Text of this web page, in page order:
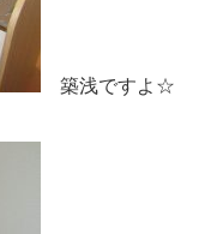
築浅ですよ☆